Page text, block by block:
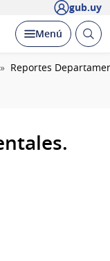
gub.uy
Desplegar
Menú Abrir
Reportes